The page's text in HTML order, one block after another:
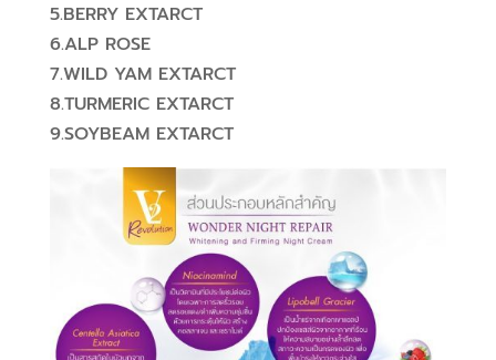
5.BERRY EXTARCT
6.ALP ROSE
7.WILD YAM EXTARCT
8.TURMERIC EXTARCT
9.SOYBEAM EXTARCT